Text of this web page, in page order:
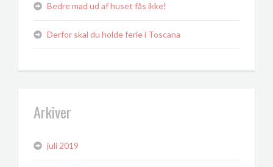
Bedre mad ud af huset fås ikke!
Derfor skal du holde ferie i Toscana
Arkiver
juli 2019